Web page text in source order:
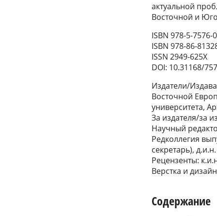
актуальной
Восточной и
ISBN 978-5-7576-
ISBN 978-86-
ISSN 2949-625X
DOI: 10.31168/
Издатели/
Восточной
университета,
За издателя/за
Научный
Редколлегия
секретарь),
Рецензенты:
Верстка и
Содержание